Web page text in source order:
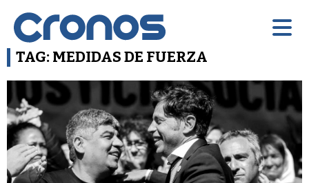
TAG: MEDIDAS DE FUERZA